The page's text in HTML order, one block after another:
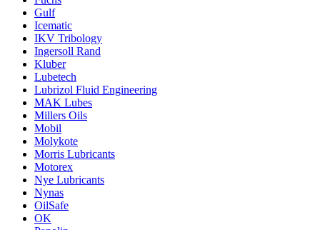
Gulf
Icematic
IKV Tribology
Ingersoll Rand
Kluber
Lubetech
Lubrizol Fluid Engineering
MAK Lubes
Millers Oils
Mobil
Molykote
Morris Lubricants
Motorex
Nye Lubricants
Nynas
OilSafe
OK